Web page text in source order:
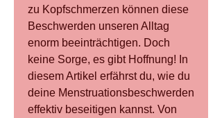
zu Kopfschmerzen können diese
Beschwerden unseren Alltag
enorm beeinträchtigen. Doch
keine Sorge, es gibt Hoffnung! In
diesem Artikel erfährst du, wie du
deine Menstruationsbeschwerden
effektiv beseitigen kannst. Von